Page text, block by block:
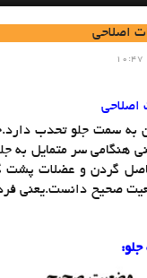
اصلاحی
اصلاحی
به سمت جلو تحدب
هنگامی سر متمایل به
گردن و عضلات پشت
صحیح دانست.یعنی